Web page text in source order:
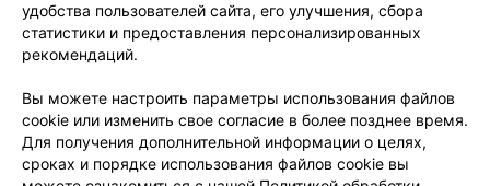
Написать руководителю 103.by
Обработка персональных данных
удобства пользователей сайта, его улучшения, сбора
статистики и предоставления персонализированных
рекомендаций.
Вы можете настроить параметры использования файлов
cookie или изменить свое согласие в более позднее время.
Для получения дополнительной информации о целях,
сроках и порядке использования файлов cookie вы